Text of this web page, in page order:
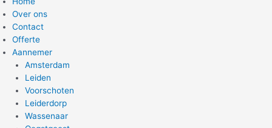
Over ons
Contact
Offerte
Aannemer
Amsterdam
Leiden
Voorschoten
Leiderdorp
Wassenaar